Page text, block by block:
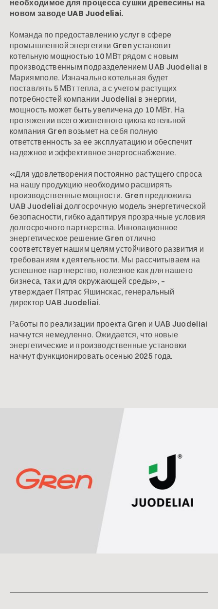
необходимое для процесса сушки древесины на
новом заводе UAB Juodeliai.
Команда по предоставлению услуг в сфере
промышленной энергетики Gren установит
котельную мощностью 10 МВт рядом с новым
производственным подразделением UAB Juodeliai в
Мариямполе. Изначально котельная будет
поставлять 5 МВт тепла, а с учетом растущих
потребностей компании Juodeliai в энергии,
мощность может быть увеличена до 10 МВт. На
протяжении всего жизненного цикла котельной
компания Gren возьмет на себя полную
ответственность за ее эксплуатацию и обеспечит
надежное и эффективное энергоснабжение.
«Для удовлетворения постоянно растущего спроса
на нашу продукцию необходимо расширять
производственные мощности. Gren предложила
UAB Juodeliai долгосрочную модель энергетической
безопасности, гибко адаптируя прозрачные условия
долгосрочного партнерства. Инновационное
энергетическое решение Gren отлично
соответствует нашим целям устойчивого развития и
требованиям к деятельности. Мы рассчитываем на
успешное партнерство, полезное как для нашего
бизнеса, так и для окружающей среды», –
утверждает Пятрас Яшинскас, генеральный
директор UAB Juodeliai.
Работы по реализации проекта Gren и UAB Juodeliai
начнутся немедленно. Ожидается, что новые
энергетические и производственные установки
начнут функционировать осенью 2025 года.